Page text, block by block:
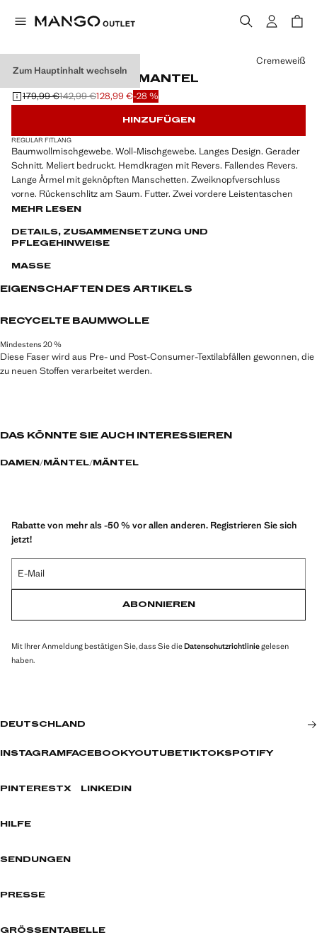
Zum Hauptinhalt wechseln
MELIERTER WOLLMANTEL
Ausgangspreis durchgestrichen [179,99 € ]
179,99 €
Zweiter Preis durchgestrichen [142,99 € ]
142,99 €
Aktueller Preis [128,99 € ]
128,99 €-28 %
Wählen Sie eine Farbe
Cremeweiß
HINZUFÜGEN
REGULAR FITLANG
Baumwollmischgewebe. Woll-Mischgewebe. Langes Design. Gerader
Schnitt. Meliert bedruckt. Hemdkragen mit Revers. Fallendes Revers.
Lange Ärmel mit geknöpften Manschetten. Zweiknopfverschluss
vorne. Rückenschlitz am Saum. Futter. Zwei vordere Leistentaschen
MEHR LESEN
DETAILS, ZUSAMMENSETZUNG UND
PFLEGEHINWEISE
MASSE
EIGENSCHAFTEN DES ARTIKELS
RECYCELTE BAUMWOLLE
Mindestens 20 %
Diese Faser wird aus Pre- und Post-Consumer-Textilabfällen gewonnen, die
zu neuen Stoffen verarbeitet werden.
DAS KÖNNTE SIE AUCH INTERESSIEREN
DAMEN MÄNTEL MÄNTEL
Rabatte von mehr als -50 % vor allen anderen. Registrieren Sie sich
jetzt!
E-Mail
ABONNIEREN
Mit Ihrer Anmeldung bestätigen Sie, dass Sie dieDatenschutzrichtliniegelesen
haben.
DEUTSCHLAND
INSTAGRAM FACEBOOKYOUTUBETIKTOKSPOTIFY
PINTERESTX LINKEDIN
HILFE
SENDUNGEN
PRESSE
GRÖSSENTABELLE